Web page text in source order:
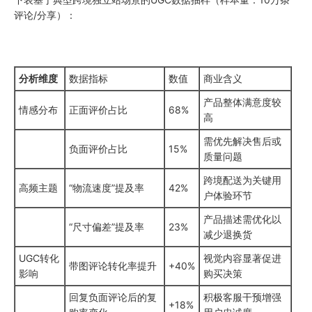
评论/分享）：
分析维度 数据指标 数值 商业含义
情感分布 正面评价占比 68%
产品整体满意度较
高
负面评价占比 15%
需优先解决售后或
质量问题
高频主题 “物流速度”提及率 42%
跨境配送为关键用
户体验环节
“尺寸偏差”提及率 23%
产品描述需优化以
减少退换货
UGC转化
影响
带图评论转化率提升 +40%
视觉内容显著促进
购买决策
回复负面评论后的复
+18%
积极客服干预增强